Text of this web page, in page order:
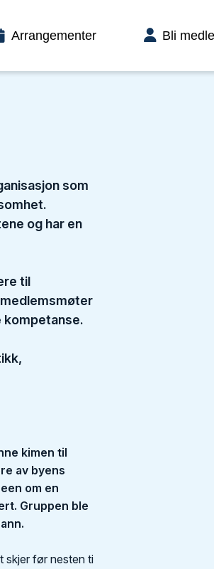
Arrangementer Bli
som
og har en
til
kimen til
av byens
om en
Gruppen ble
skjer før nesten ti